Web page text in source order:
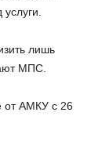
лишь
МПС.
от АМКУ с 26